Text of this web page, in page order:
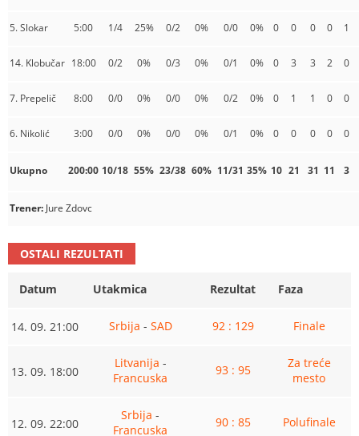
5. Slokar 5:00 1/4 25% 0/2 0% 0/0 0% 0 0 0 0 1
14. Klobučar 18:00 0/2 0% 0/3 0% 0/1 0% 0 3 3 2 0
7. Prepelič 8:00 0/0 0% 0/0 0% 0/2 0% 0 1 1 0 0
6. Nikolić 3:00 0/0 0% 0/0 0% 0/1 0% 0 0 0 0 0
Ukupno 200:00 10/18 55% 23/38 60% 11/31 35% 10 21 31 11 3
Trener: Jure Zdovc
OSTALI REZULTATI
Datum Utakmica Rezultat Faza
14. 09. 21:00 Srbija - SAD 92 : 129 Finale
13. 09. 18:00
Litvanija -
Francuska
93 : 95
Za treće
mesto
12. 09. 22:00
Srbija -
Francuska
90 : 85 Polufinale